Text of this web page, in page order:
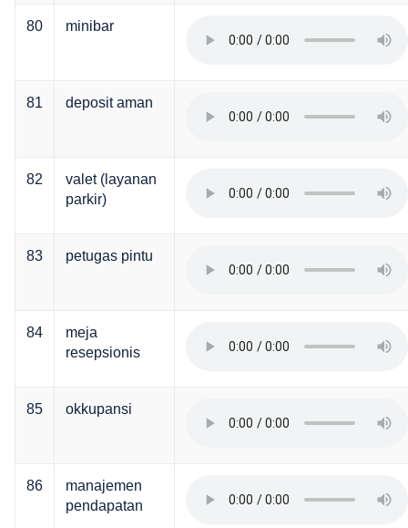
80 minibar
81 deposit aman
82
valet (layanan
parkir)
83 petugas pintu
84
meja
resepsionis
85 okkupansi
86
manajemen
pendapatan